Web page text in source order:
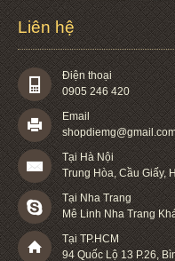
Liên hệ
Điện thoại
0905 246 420
Email
Tại Hà Nội
Trung Hòa, Cầu Giấy,
Tại Nha Trang
Mê Linh Nha Trang
Tại TP.HCM
94 Quốc Lộ 13 P.26,